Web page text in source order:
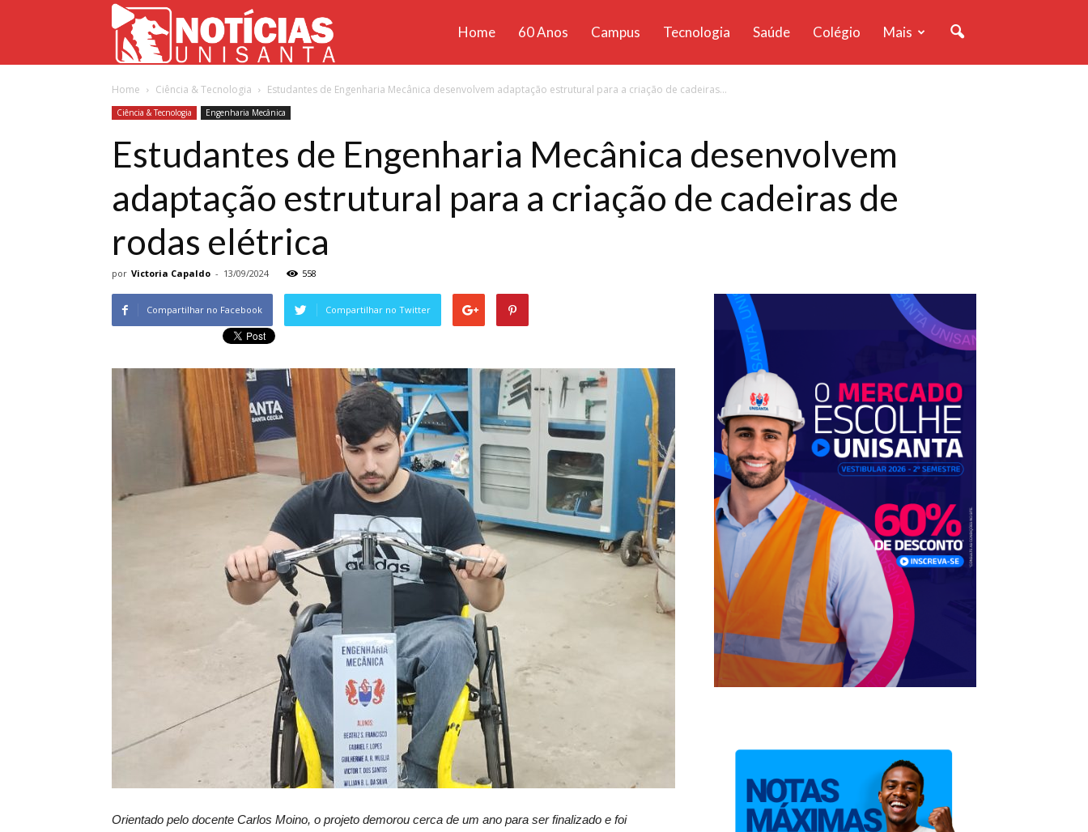
Unisanta
Home 60 Anos Campus Tecnologia Saúde Colégio Mais
Home Ciência & Tecnologia Estudantes de Engenharia Mecânica desenvolvem adaptação estrutural para a criação de cadeiras...
Ciência & Tecnologia Engenharia Mecânica
Estudantes de Engenharia Mecânica desenvolvem
adaptação estrutural para a criação de cadeiras de
rodas elétrica
por Victoria Capaldo - 13/09/2024 558
Compartilhar no Facebook Compartilhar no Twitter
Orientado pelo docente Carlos Moino, o projeto demorou cerca de um ano para ser finalizado e foi